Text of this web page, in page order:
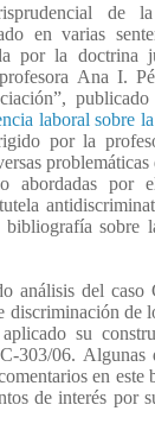
de
en varias
por la doctrina
Ana I.
laboral sobre
por la
abordadas
sobre
análisis del caso
discriminación de
su
303/06. Algunas
en este
de interés por